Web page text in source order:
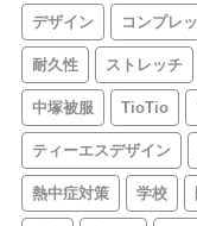
デザイン コンプレ
耐久性 ストレッチ
中塚被服 TioTio
ティーエスデザイン
熱中症対策 学校